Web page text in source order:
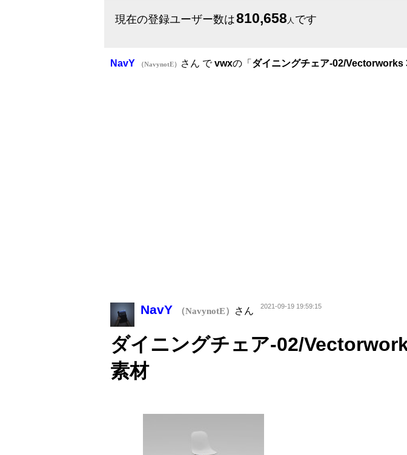
現在の登録ユーザー数は810,658 人 です
NavY （NavynotE） さん でvwxの「 ダイニングチェア-02/Vectorworks
NavY （NavynotE） さん 2021-09-19 19:59:15
ダイニングチェア-02/
素材